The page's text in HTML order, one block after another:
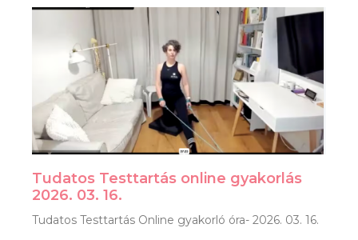
Tudatos Testtartás online gyakorlás
2026. 03. 16.
Tudatos Testtartás Online gyakorló óra- 2026. 03. 16.